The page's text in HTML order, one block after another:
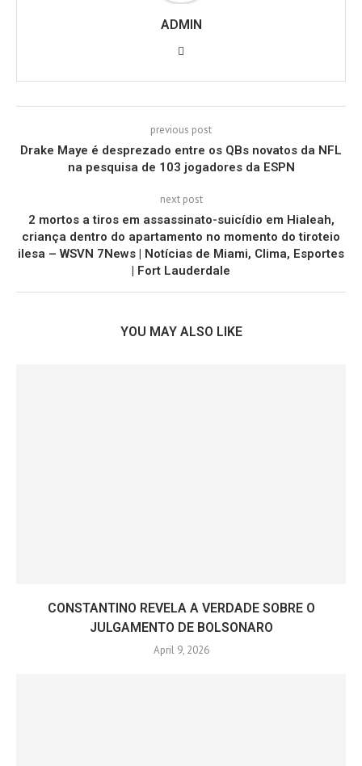
ADMIN
previous post
Drake Maye é desprezado entre os QBs novatos da NFL
na pesquisa de 103 jogadores da ESPN
next post
2 mortos a tiros em assassinato-suicídio em Hialeah,
criança dentro do apartamento no momento do tiroteio
ilesa – WSVN 7News | Notícias de Miami, Clima, Esportes
| Fort Lauderdale
YOU MAY ALSO LIKE
CONSTANTINO REVELA A VERDADE SOBRE O
JULGAMENTO DE BOLSONARO
April 9, 2026